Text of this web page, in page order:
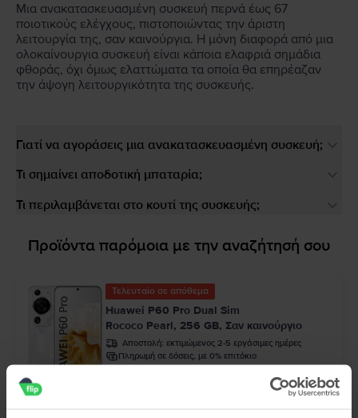
Μια ανακατασκευασμένη συσκευή περνά έως 67
ποιοτικούς ελέγχους, πιστοποιώντας την άριστη
λειτουργία της, σαν καινούργια. Η μόνη διαφορά από μια
ολοκαίνουργια συσκευή είναι κάποια ελαφριά σημάδια
φθοράς, όχι όμως ελαττώματα τα οποία θα επηρέαζαν
την άψογη λειτουργικότητα της συσκευής.
Γιατί να αγοράσεις μια ανακατασκευασμένη συσκευή;
Τι σημαίνει αποδοτική μπαταρία;
Τι περιλαμβάνεται στο κουτί της συσκευής;
Προϊόντα παρόμοια με την αναζήτησή σου
Τελευταίο σε απόθεμα
Huawei P60 Pro Dual Sim
Rococo Pearl, 256 GB, Σαν καινούργιο
Αποστολή: εκτιμώμενος 2-5 εργάσιμες ημέρες
Πληρωμή σε δόσεις, με 0% επιτόκιο